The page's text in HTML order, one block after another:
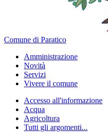
Comune di Paratico
Amministrazione
Novità
Servizi
Vivere il comune
Accesso all'informazione
Acqua
Agricoltura
Tutti gli argomenti...